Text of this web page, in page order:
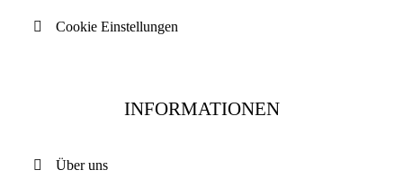
Cookie Einstellungen
INFORMATIONEN
Über uns